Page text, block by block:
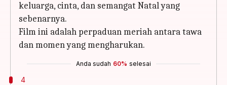
keluarga, cinta, dan semangat Natal yang
sebenarnya.
Film ini adalah perpaduan meriah antara tawa
dan momen yang mengharukan.
Anda sudah 60% selesai
4